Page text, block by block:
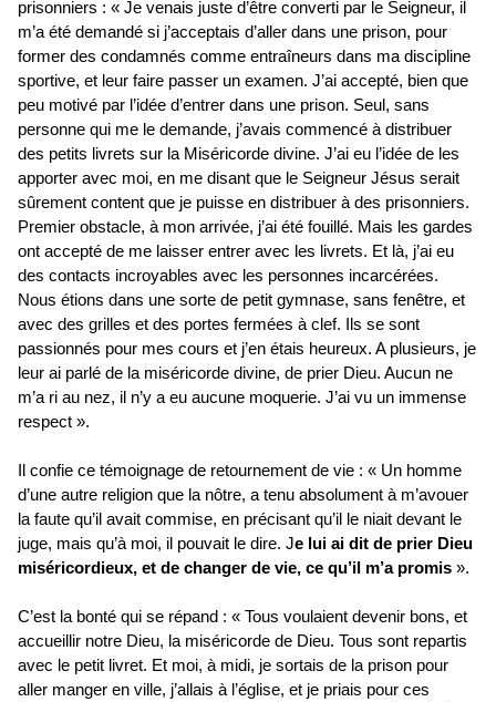
prisonniers : « Je venais juste d’être converti par le Seigneur, il
m’a été demandé si j’acceptais d’aller dans une prison, pour
former des condamnés comme entraîneurs dans ma discipline
sportive, et leur faire passer un examen. J’ai accepté, bien que
peu motivé par l’idée d’entrer dans une prison. Seul, sans
personne qui me le demande, j’avais commencé à distribuer
des petits livrets sur la Miséricorde divine. J’ai eu l’idée de les
apporter avec moi, en me disant que le Seigneur Jésus serait
sûrement content que je puisse en distribuer à des prisonniers.
Premier obstacle, à mon arrivée, j’ai été fouillé. Mais les gardes
ont accepté de me laisser entrer avec les livrets. Et là, j’ai eu
des contacts incroyables avec les personnes incarcérées.
Nous étions dans une sorte de petit gymnase, sans fenêtre, et
avec des grilles et des portes fermées à clef. Ils se sont
passionnés pour mes cours et j’en étais heureux. A plusieurs, je
leur ai parlé de la miséricorde divine, de prier Dieu. Aucun ne
m’a ri au nez, il n’y a eu aucune moquerie. J’ai vu un immense
respect ».
Il confie ce témoignage de retournement de vie : « Un homme
d’une autre religion que la nôtre, a tenu absolument à m’avouer
la faute qu’il avait commise, en précisant qu’il le niait devant le
juge, mais qu’à moi, il pouvait le dire. Je lui ai dit de prier Dieu
miséricordieux, et de changer de vie, ce qu’il m’a promis ».
C’est la bonté qui se répand : « Tous voulaient devenir bons, et
accueillir notre Dieu, la miséricorde de Dieu. Tous sont repartis
avec le petit livret. Et moi, à midi, je sortais de la prison pour
aller manger en ville, j’allais à l’église, et je priais pour ces